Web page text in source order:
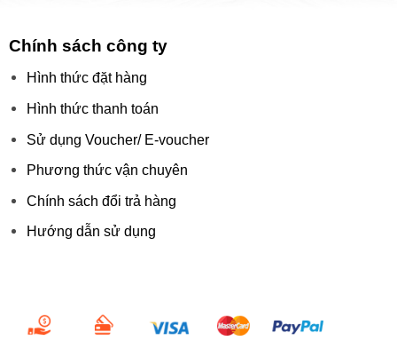
Chính sách công ty
Hình thức đặt hàng
Hình thức thanh toán
Sử dụng Voucher/ E-voucher
Phương thức vận chuyên
Chính sách đổi trả hàng
Hướng dẫn sử dụng